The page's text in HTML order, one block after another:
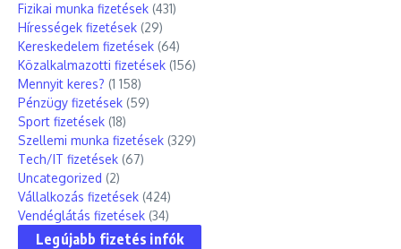
Fizikai munka fizetések (431)
Hírességek fizetések (29)
Kereskedelem fizetések (64)
Közalkalmazotti fizetések (156)
Mennyit keres? (1 158)
Pénzügy fizetések (59)
Sport fizetések (18)
Szellemi munka fizetések (329)
Tech/IT fizetések (67)
Uncategorized (2)
Vállalkozás fizetések (424)
Vendéglátás fizetések (34)
Legújabb fizetés infók